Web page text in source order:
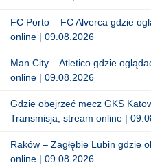
FC Porto – FC Alverca gdzie
online | 09.08.2026
Man City – Atletico gdzie
online | 09.08.2026
Gdzie obejrzeć mecz GKS
Transmisja, stream online |
Raków – Zagłębie Lubin gdzie
online | 09.08.2026